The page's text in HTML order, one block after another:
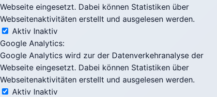
Webseite eingesetzt. Dabei können Statistiken über
Webseitenaktivitäten erstellt und ausgelesen werden.
Aktiv Inaktiv
Google Analytics:
Google Analytics wird zur der Datenverkehranalyse der
Webseite eingesetzt. Dabei können Statistiken über
Webseitenaktivitäten erstellt und ausgelesen werden.
Aktiv Inaktiv